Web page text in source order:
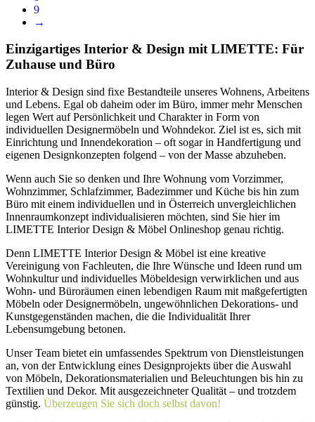
9
→
Einzigartiges Interior & Design mit LIMETTE: Für
Zuhause und Büro
Interior & Design sind fixe Bestandteile unseres Wohnens, Arbeitens
und Lebens. Egal ob daheim oder im Büro, immer mehr Menschen
legen Wert auf Persönlichkeit und Charakter in Form von
individuellen Designermöbeln und Wohndekor. Ziel ist es, sich mit
Einrichtung und Innendekoration – oft sogar in Handfertigung und
eigenen Designkonzepten folgend – von der Masse abzuheben.
Wenn auch Sie so denken und Ihre Wohnung vom Vorzimmer,
Wohnzimmer, Schlafzimmer, Badezimmer und Küche bis hin zum
Büro mit einem individuellen und in Österreich unvergleichlichen
Innenraumkonzept individualisieren möchten, sind Sie hier im
LIMETTE Interior Design & Möbel Onlineshop genau richtig.
Denn LIMETTE Interior Design & Möbel ist eine kreative
Vereinigung von Fachleuten, die Ihre Wünsche und Ideen rund um
Wohnkultur und individuelles Möbeldesign verwirklichen und aus
Wohn- und Büroräumen einen lebendigen Raum mit maßgefertigten
Möbeln oder Designermöbeln, ungewöhnlichen Dekorations- und
Kunstgegenständen machen, die die Individualität Ihrer
Lebensumgebung betonen.
Unser Team bietet ein umfassendes Spektrum von Dienstleistungen
an, von der Entwicklung eines Designprojekts über die Auswahl
von Möbeln, Dekorationsmaterialien und Beleuchtungen bis hin zu
Textilien und Dekor. Mit ausgezeichneter Qualität – und trotzdem
günstig. Überzeugen Sie sich doch selbst davon!